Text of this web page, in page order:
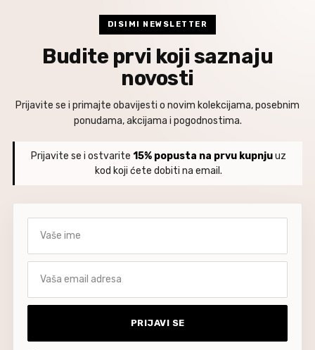
DISIMI NEWSLETTER
Budite prvi koji saznaju
novosti
Prijavite se i primajte obavijesti o novim kolekcijama, posebnim
ponudama, akcijama i pogodnostima.
Prijavite se i ostvarite 15% popusta na prvu kupnjuuz
kod koji ćete dobiti na email.
PRIJAVI SE